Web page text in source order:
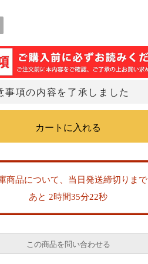
事項の内容を了承しました
商品について、当日発送締切りまで
あと 2時間35分21秒
この商品を問い合わせる